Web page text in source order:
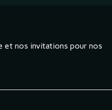
et nos invitations pour nos